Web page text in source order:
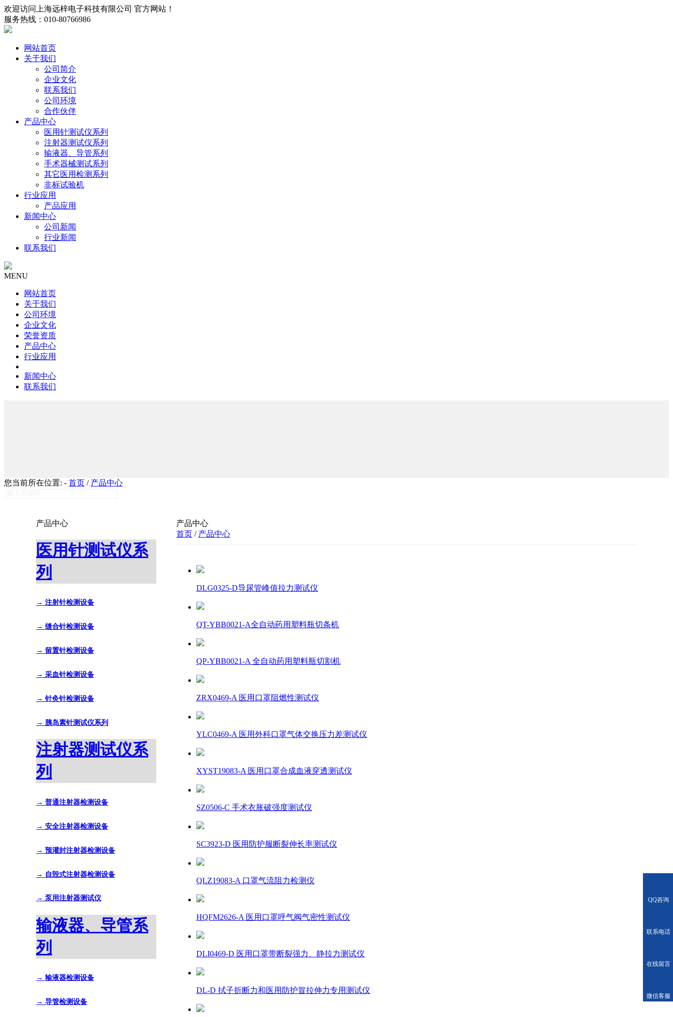
欢迎访问上海远梓电子科技有限公司 官方网站！
服务热线：010-80766986
网站首页
关于我们
公司简介
企业文化
联系我们
公司环境
合作伙伴
产品中心
医用针测试仪系列
注射器测试仪系列
输液器、导管系列
手术器械测试系列
其它医用检测系列
非标试验机
行业应用
产品应用
新闻中心
公司新闻
行业新闻
联系我们
MENU
网站首页
关于我们
公司环境
企业文化
荣誉资质
产品中心
行业应用
新闻中心
联系我们
您当前所在位置: - 首页 / 产品中心
产品中心
医用针测试仪系
列
→ 注射针检测设备
→ 缝合针检测设备
→ 留置针检测设备
→ 采血针检测设备
→ 针灸针检测设备
→ 胰岛素针测试仪系列
注射器测试仪系
列
→ 普通注射器检测设备
→ 安全注射器检测设备
→ 预灌封注射器检测设备
→ 自毁式注射器检测设备
→ 泵用注射器测试仪
输液器、导管系
列
→ 输液器检测设备
→ 导管检测设备
产品中心
首页 / 产品中心
DLG0325-D导尿管峰值拉力测试仪
QT-YBB0021-A全自动药用塑料瓶切条机
QP-YBB0021-A 全自动药用塑料瓶切割机
ZRX0469-A 医用口罩阻燃性测试仪
YLC0469-A 医用外科口罩气体交换压力差测试仪
XYST19083-A 医用口罩合成血液穿透测试仪
SZ0506-C 手术衣胀破强度测试仪
SC3923-D 医用防护服断裂伸长率测试仪
QLZ19083-A 口罩气流阻力检测仪
HQFM2626-A 医用口罩呼气阀气密性测试仪
DLI0469-D 医用口罩带断裂强力、静拉力测试仪
DL-D 拭子折断力和医用防护冒拉伸力专用测试仪
QQ咨询
联系电话
在线留言
微信客服